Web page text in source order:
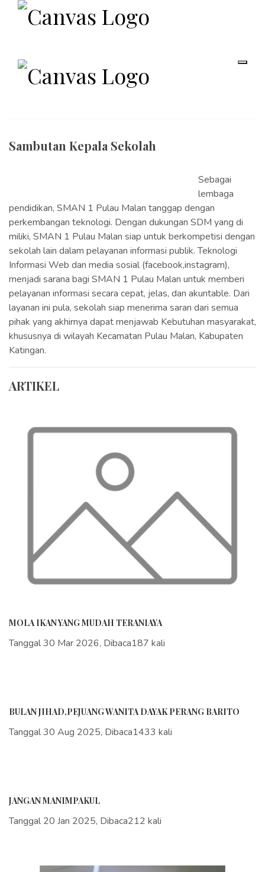
Sambutan Kepala Sekolah
Sebagai
lembaga
pendidikan, SMAN 1 Pulau Malan tanggap dengan
perkembangan teknologi. Dengan dukungan SDM yang di
miliki, SMAN 1 Pulau Malan siap untuk berkompetisi dengan
sekolah lain dalam pelayanan informasi publik. Teknologi
Informasi Web dan media sosial (facebook,instagram),
menjadi sarana bagi SMAN 1 Pulau Malan untuk memberi
pelayanan informasi secara cepat, jelas, dan akuntable. Dari
layanan ini pula, sekolah siap menerima saran dari semua
pihak yang akhirnya dapat menjawab Kebutuhan masyarakat,
khususnya di wilayah Kecamatan Pulau Malan, Kabupaten
Katingan.
ARTIKEL
MOLA IKAN YANG MUDAH TERANIAYA
Tanggal 30 Mar 2026, Dibaca187 kali
BULAN JIHAD,PEJUANG WANITA DAYAK PERANG BARITO
Tanggal 30 Aug 2025, Dibaca1433 kali
JANGAN MANIMPAKUL
Tanggal 20 Jan 2025, Dibaca212 kali